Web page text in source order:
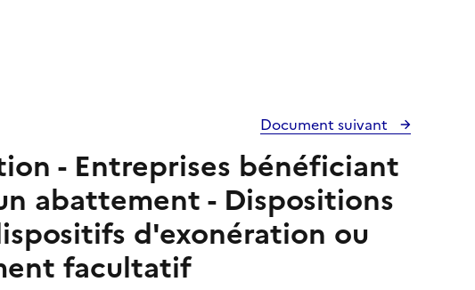
Document suivant
- Entreprises bénéficiant
abattement - Dispositions
d'exonération ou
facultatif